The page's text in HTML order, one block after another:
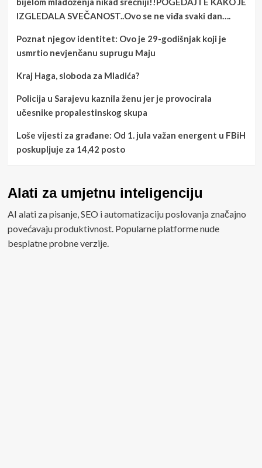
IZGLEDALA SVEČANOST..Ovo se ne viđa svaki dan….
Poznat njegov identitet: Ovo je 29-godišnjak koji je
usmrtio nevjenčanu suprugu Maju
Kraj Haga, sloboda za Mladića?
Policija u Sarajevu kaznila ženu jer je provocirala
učesnike propalestinskog skupa
Loše vijesti za građane: Od 1. jula važan energent u FBiH
poskupljuje za 14,42 posto
Alati za umjetnu inteligenciju
AI alati za pisanje, SEO i automatizaciju poslovanja značajno
povećavaju produktivnost. Popularne platforme nude
besplatne probne verzije.